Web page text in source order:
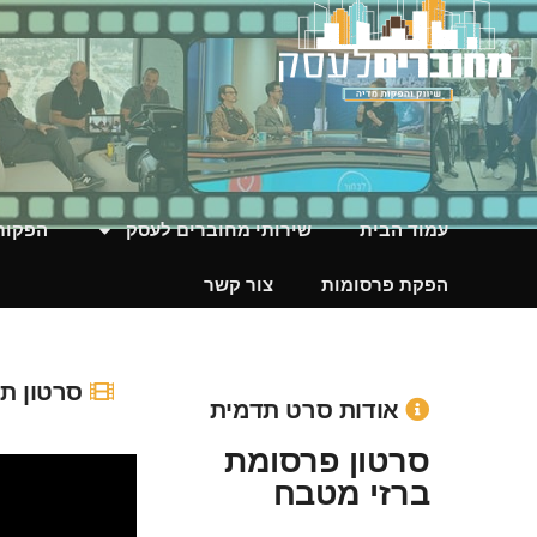
עמוד הבית שירותי מחוברים לעסק
הפקת פרסומות צור קשר
סרטון פרסומת ברזי
אודות סרט תדמית
סרטון
סרטון פרסומת
ברזי מטבח